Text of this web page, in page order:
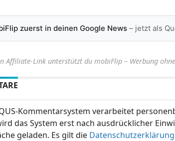
zuerst in deinen Google News– jetzt als
Affiliate-Link unterstützt du mobiFlip – Werbung
Kommentarsystem verarbeitet
das System erst nach ausdrücklicher
geladen. Es gilt die Datenschutzerklärung